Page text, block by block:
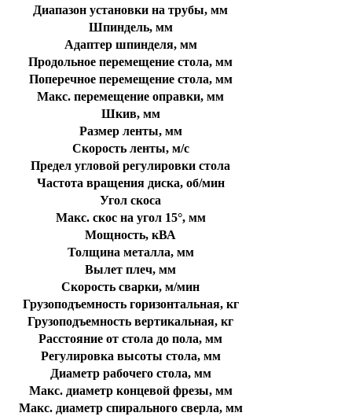
Диапазон установки на трубы, мм
Шпиндель, мм
Адаптер шпинделя, мм
Продольное перемещение стола, мм
Поперечное перемещение стола, мм
Макс. перемещение оправки, мм
Шкив, мм
Размер ленты, мм
Скорость ленты, м/c
Предел угловой регулировки стола
Частота вращения диска, об/мин
Угол скоса
Макс. скос на угол 15°, мм
Мощность, кВА
Толщина металла, мм
Вылет плеч, мм
Скорость сварки, м/мин
Грузоподъемность горизонтальная, кг
Грузоподъемность вертикальная, кг
Расстояние от стола до пола, мм
Регулировка высоты стола, мм
Диаметр рабочего стола, мм
Макс. диаметр концевой фрезы, мм
Макс. диаметр спирального сверла, мм